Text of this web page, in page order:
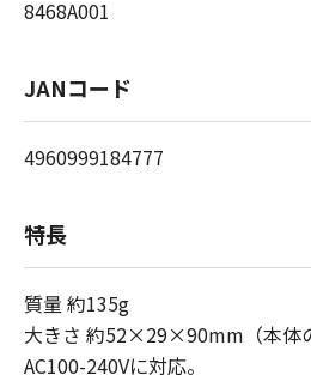
8468A001
JANコード
4960999184777
特長
質量 約135g
大きさ 約52×29×90mm（本体
AC100-240Vに対応。